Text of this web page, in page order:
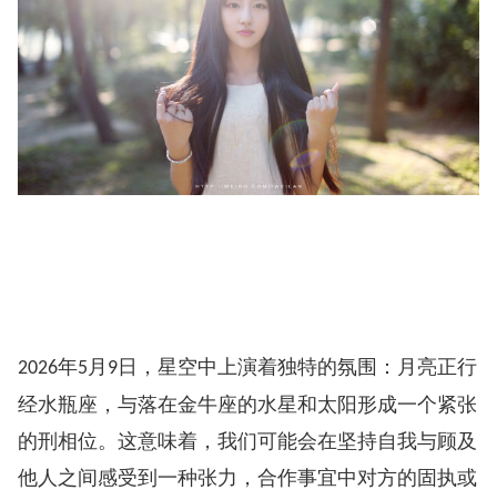
2026年5 月 9日，星空中上演着独特的氛围：月亮正行
经水瓶座，与落在金牛座的水星和太阳形成一个紧张
的刑相位。这意味着，我们可能会在坚持自我与顾及
他人之间感受到一种张力，合作事宜中对方的固执或